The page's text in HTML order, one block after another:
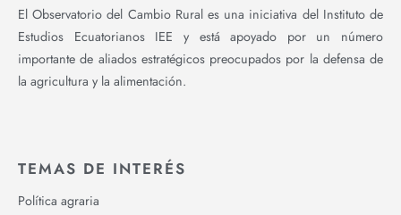
El Observatorio del Cambio Rural es una iniciativa del Instituto de
Estudios Ecuatorianos IEE y está apoyado por un número
importante de aliados estratégicos preocupados por la defensa de
la agricultura y la alimentación.
TEMAS DE INTERÉS
Política agraria